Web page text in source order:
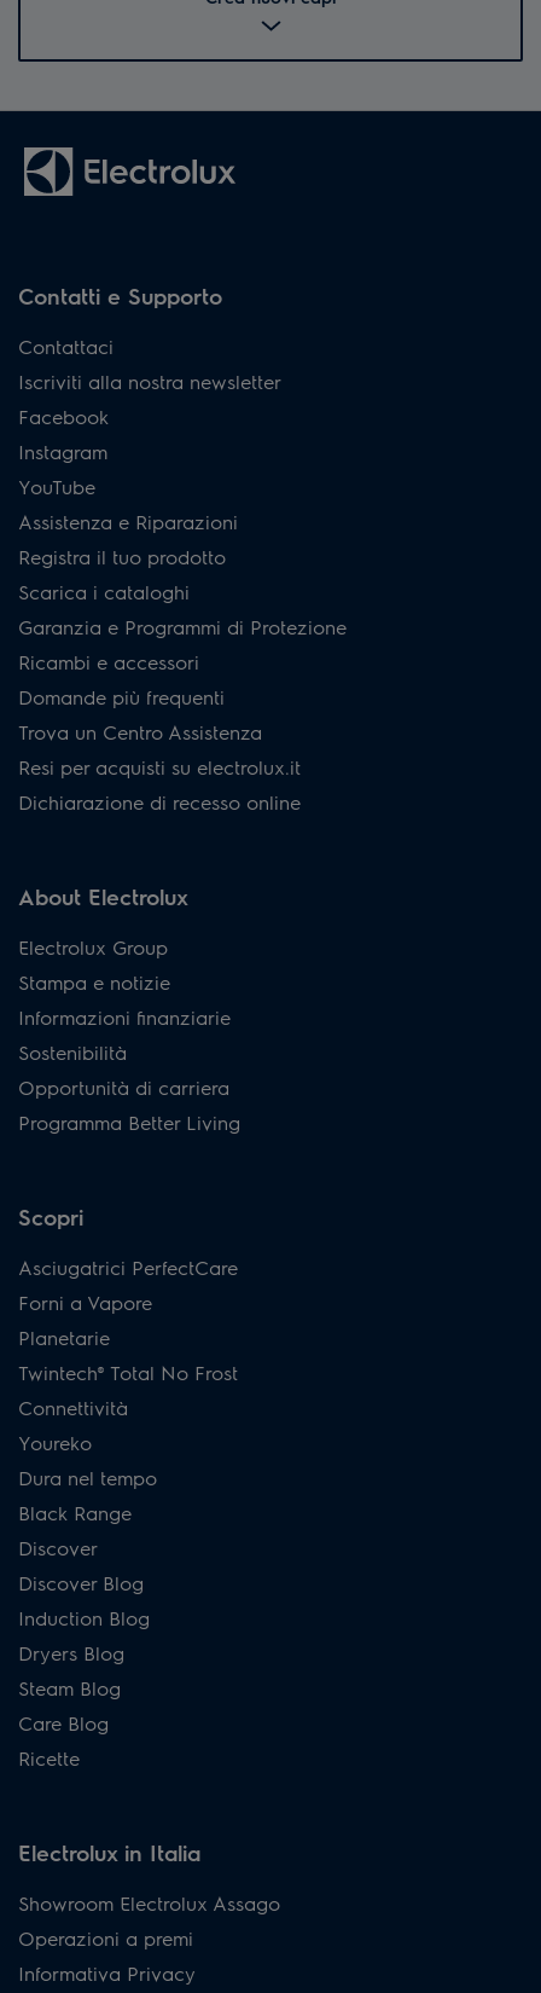
Contatti e Supporto
Contattaci
Iscriviti alla nostra newsletter
Facebook
Instagram
YouTube
Assistenza e Riparazioni
Registra il tuo prodotto
Scarica i cataloghi
Garanzia e Programmi di Protezione
Ricambi e accessori
Domande più frequenti
Trova un Centro Assistenza
Resi per acquisti su electrolux.it
Dichiarazione di recesso online
About Electrolux
Electrolux Group
Stampa e notizie
Informazioni finanziarie
Sostenibilità
Opportunità di carriera
Programma Better Living
Scopri
Asciugatrici PerfectCare
Forni a Vapore
Planetarie
Twintech® Total No Frost
Connettività
Youreko
Dura nel tempo
Black Range
Discover
Discover Blog
Induction Blog
Dryers Blog
Steam Blog
Care Blog
Ricette
Electrolux in Italia
Showroom Electrolux Assago
Operazioni a premi
Informativa Privacy